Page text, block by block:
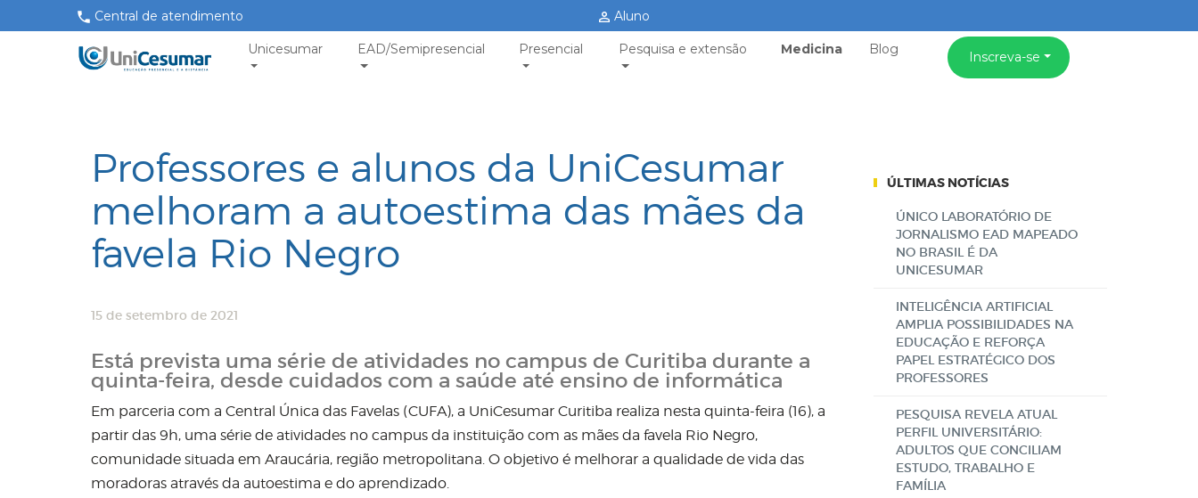
Central de atendimento Aluno
Unicesumar EAD/Semipresencial Presencial Pesquisa e extensão Medicina Blog Inscreva-se
Professores e alunos da UniCesumar
melhoram a autoestima das mães da
favela Rio Negro
15 de setembro de 2021
Está prevista uma série de atividades no campus de Curitiba durante a
quinta-feira, desde cuidados com a saúde até ensino de informática
Em parceria com a Central Única das Favelas (CUFA), a UniCesumar Curitiba realiza nesta quinta-feira (16), a
partir das 9h, uma série de atividades no campus da instituição com as mães da favela Rio Negro,
comunidade situada em Araucária, região metropolitana. O objetivo é melhorar a qualidade de vida das
moradoras através da autoestima e do aprendizado.
ÚLTIMAS NOTÍCIAS
ÚNICO LABORATÓRIO DE
JORNALISMO EAD MAPEADO
NO BRASIL É DA
UNICESUMAR
INTELIGÊNCIA ARTIFICIAL
AMPLIA POSSIBILIDADES NA
EDUCAÇÃO E REFORÇA
PAPEL ESTRATÉGICO DOS
PROFESSORES
PESQUISA REVELA ATUAL
PERFIL UNIVERSITÁRIO:
ADULTOS QUE CONCILIAM
ESTUDO, TRABALHO E
FAMÍLIA